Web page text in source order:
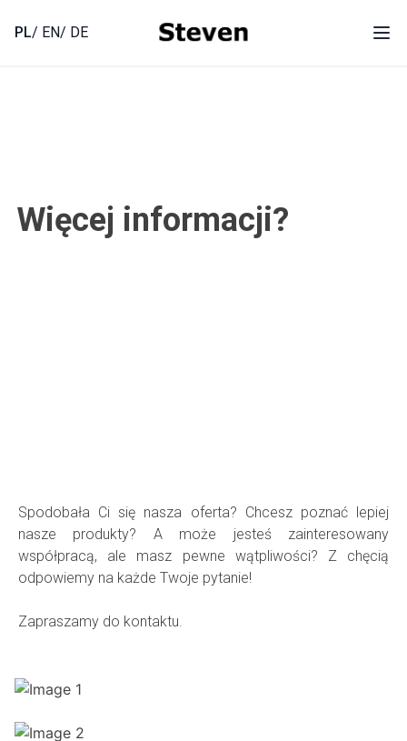
PL/ EN/ DE
Więcej informacji?
Spodobała Ci się nasza oferta? Chcesz poznać lepiej
nasze produkty? A może jesteś zainteresowany
współpracą, ale masz pewne wątpliwości? Z chęcią
odpowiemy na każde Twoje pytanie!
Zapraszamy do kontaktu.